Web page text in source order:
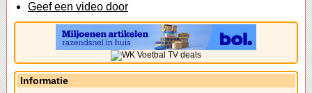
Geef een video door
Informatie